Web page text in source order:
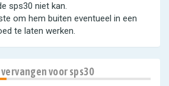
sps30 niet kan.
om hem buiten eventueel in een
te laten werken.
vervangen voor sps30